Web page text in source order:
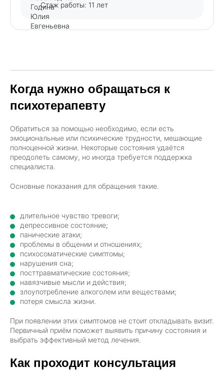
Стаж работы: 11 лет
Когда нужно обращаться к
психотерапевту
Обратиться за помощью необходимо, если есть
эмоциональные или психические трудности, мешающие
полноценной жизни. Некоторые состояния удаётся
преодолеть самому, но иногда требуется поддержка
специалиста.
Основные показания для обращения такие.
длительное чувство тревоги;
депрессивное состояние;
панические атаки;
проблемы в общении и отношениях;
психосоматические симптомы;
нарушения сна;
посттравматические состояния;
навязчивые мысли и действия;
злоупотребление алкоголем или веществами;
потеря смысла жизни.
При появлении этих симптомов не стоит откладывать визит.
Первичный приём поможет выявить причину состояния и
выбрать эффективный метод лечения.
Как проходит консультация